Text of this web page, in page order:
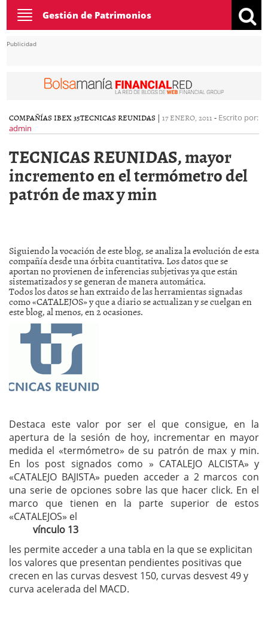
Toggle
navigation
Gestión de Patrimonios
Publicidad
COMPAÑÍAS IBEX 35TECNICAS REUNIDAS | 17 ENERO, 2011 - Escrito por:
admin
TECNICAS REUNIDAS, mayor
incremento en el termómetro del
patrón de max y min
Siguiendo la vocación de este blog, se analiza la evolución de esta
compañía desde una órbita cuantitativa. Los datos que se
aportan no provienen de inferencias subjetivas ya que están
sistematizados y se generan de manera automática.
Todos los datos se han extraido de las herramientas signadas
como «CATALEJOS» y que a diario se actualizan y se cuelgan en
este blog, al menos, en 2 ocasiones.
Destaca este valor por ser el que consigue, en la
apertura de la sesión de hoy, incrementar en mayor
medida el «termómetro» de su patrón de max y min.
En los post signados como » CATALEJO ALCISTA» y
«CATALEJO BAJISTA» pueden acceder a 2 marcos con
una serie de opciones sobre las que hacer click. En el
marco que tienen en la parte superior de estos
«CATALEJOS» el
vínculo 13
les permite acceder a una tabla en la que se explicitan
los valores que presentan pendientes positivas que
crecen en las curvas desvest 150, curvas desvest 49 y
curva acelerada del MACD.